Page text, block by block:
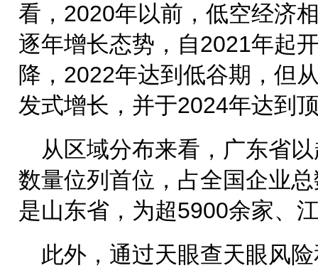
看，2020年以前，低空经济
逐年增长态势，自2021年起
降，2022年达到低谷期，但
发式增长，并于2024年达到
从区域分布来看，广东省
数量位列首位，占全国企业
是山东省，为超5900余家、
此外，通过天眼查天眼风